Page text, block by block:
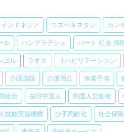
インドネシア ウズベキスタン カン
ル バングラデシュ パート 社会 保
ゴル ラオス リハビリテーション
介護施設 介護用品 休業手当
組合 在日中国人 外国人労働者
技能実習機構 少子高齢化 社会保険